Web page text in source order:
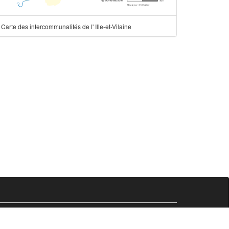
Carte des intercommunalités de l' Ille-et-Vilaine